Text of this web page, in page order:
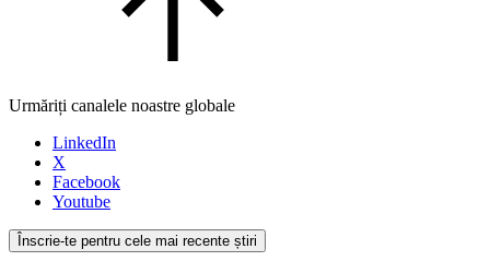
Urmăriți canalele noastre globale
LinkedIn
X
Facebook
Youtube
Înscrie-te pentru cele mai recente știri